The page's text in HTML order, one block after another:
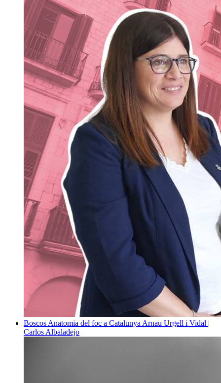
Boscos Anatomia del foc a Catalunya Arnau Urgell i Vidal |
Carlos Albaladejo